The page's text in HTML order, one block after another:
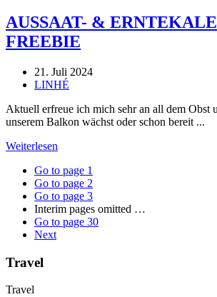
AUSSAAT- &
FREEBIE
21. Juli 2024
LINHÉ
Aktuell erfreue ich mich sehr an all dem Obst
unserem Balkon wächst oder schon bereit ...
Weiterlesen
Go to page 1
Go to page 2
Go to page 3
Interim pages omitted …
Go to page 30
Next
Travel
Travel